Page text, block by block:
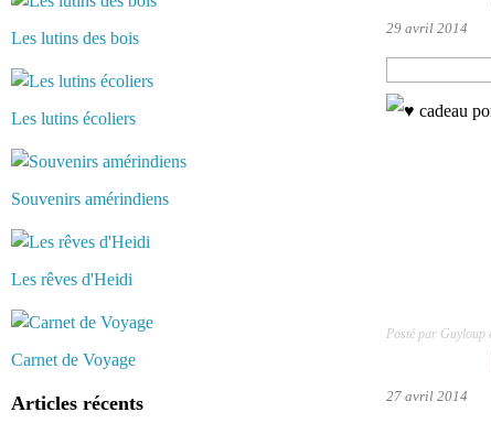
Les lutins des bois
Les lutins écoliers
Souvenirs amérindiens
Les rêves d'Heidi
Carnet de Voyage
Articles récents
29 avril 2014
Posté par Guyloup
27 avril 2014